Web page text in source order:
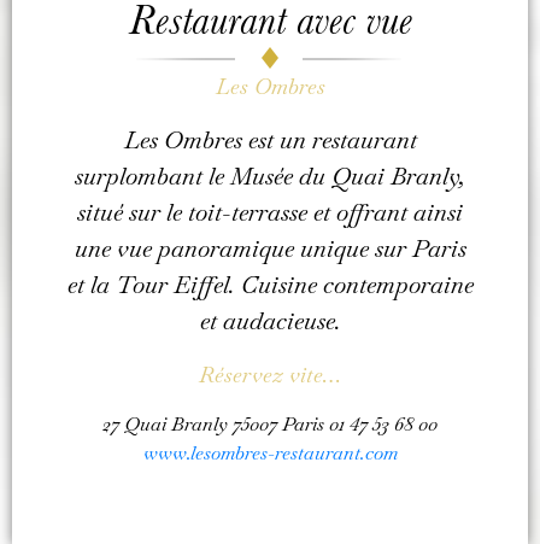
Restaurant avec vue
Les Ombres
Les Ombres est un restaurant
surplombant le Musée du Quai Branly,
situé sur le toit-terrasse et offrant ainsi
une vue panoramique unique sur Paris
et la Tour Eiffel. Cuisine contemporaine
et audacieuse.
Réservez vite…
27 Quai Branly 75007 Paris 01 47 53 68 00
www.lesombres-restaurant.com